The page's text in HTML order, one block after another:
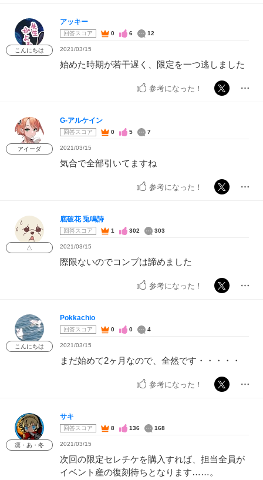
こんにちは
アッキー
回答スコア 0 6 12
2021/03/15
始めた時期が若干遅く、限定を一つ逃しました
参考になった！
アイーダ
G-アルケイン
回答スコア 0 5 7
2021/03/15
気合で全部引いてますね
参考になった！
△
底破花 兎鳴詩
回答スコア 1 302 303
2021/03/15
際限ないのでコンプは諦めました
参考になった！
こんにちは
Pokkachio
回答スコア 0 0 4
2021/03/15
まだ始めて2ヶ月なので、全然です・・・・・
参考になった！
凛・あ・冬
サキ
回答スコア 8 136 168
2021/03/15
次回の限定セレチケを購入すれば、担当全員が
イベント産の復刻待ちとなります……。